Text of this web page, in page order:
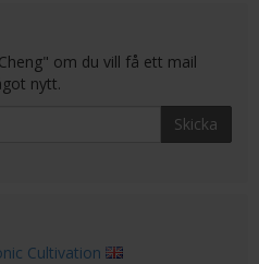
om du vill få ett mail
nytt.
Skicka
Cultivation